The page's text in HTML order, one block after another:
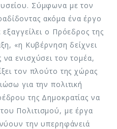
Σύμφωνα με τον
ακόμα ένα έργο
ο Πρόεδρος της
«η Κυβέρνηση δείχνει
ενισχύσει τον τομέα,
τον πλούτο της χώρας
για την πολιτική
της Δημοκρατίας να
Πολιτισμού, με έργα
την υπερηφάνειά